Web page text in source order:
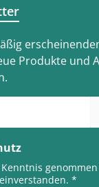
Produkte und
*